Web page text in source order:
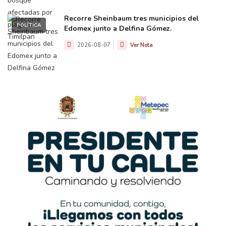
POLÍTICA
Recorre Sheinbaum tres municipios del
Edomex junto a Delfina Gómez.
2026-08-07 Ver Nota